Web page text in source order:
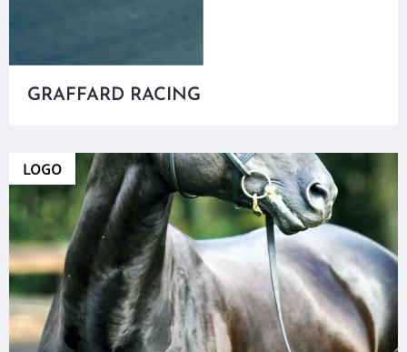
GRAFFARD RACING
LOGO